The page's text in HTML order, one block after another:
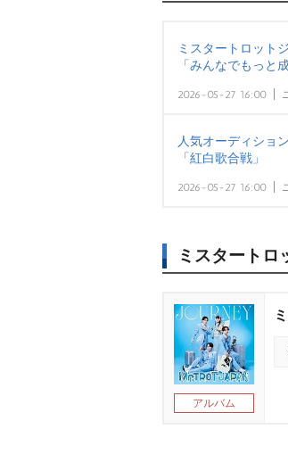
ミスタートロット
「みんなでもっと
2026-05-27 16:00
人気オーディショ
「紅白歌合戦」
2026-05-27 16:00
ミスタートロ
アルバム